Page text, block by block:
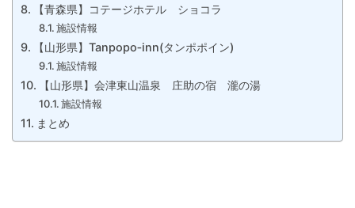
【青森県】コテージホテル ショコラ
施設情報
【山形県】Tanpopo‐inn(タンポポイン)
施設情報
【山形県】会津東山温泉 庄助の宿 瀧の湯
施設情報
まとめ